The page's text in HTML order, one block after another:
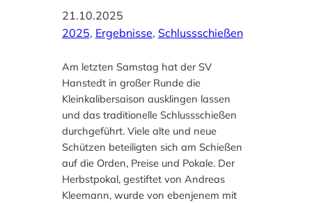
21.10.2025
2025, Ergebnisse, Schlussschießen
Am letzten Samstag hat der SV
Hanstedt in großer Runde die
Kleinkalibersaison ausklingen lassen
und das traditionelle Schlussschießen
durchgeführt. Viele alte und neue
Schützen beteiligten sich am Schießen
auf die Orden, Preise und Pokale. Der
Herbstpokal, gestiftet von Andreas
Kleemann, wurde von ebenjenem mit